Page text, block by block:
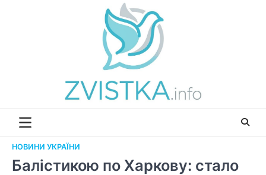
НОВИНИ УКРАЇНИ
Балістикою по Харкову: стало